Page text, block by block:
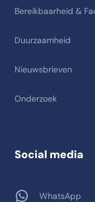
Bereikbaarheid &
Duurzaamheid
Nieuwsbrieven
Onderzoek
Social media
WhatsApp